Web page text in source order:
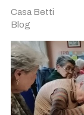
Casa Betti
Blog